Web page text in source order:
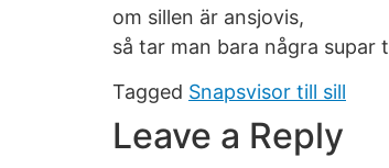
om sillen är ansjovis,
så tar man bara några supar
Tagged Snapsvisor till sill
Leave a Reply